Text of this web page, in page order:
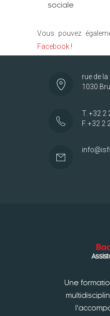
sociale
Vous pouvez
Facebook !
rue de la
1030
T. +32 2
F. +32 2
Une